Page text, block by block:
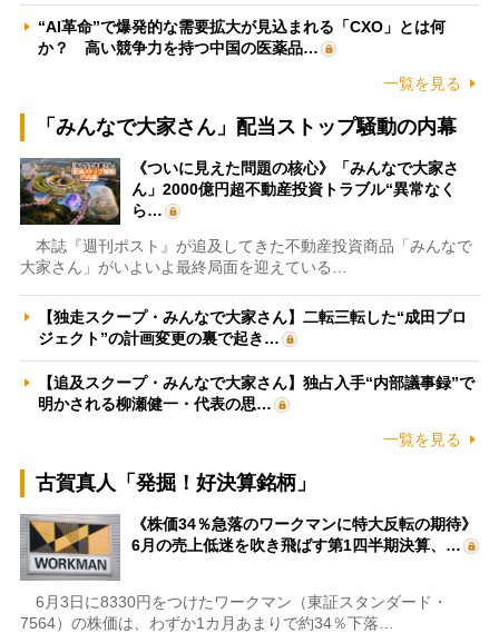
“AI革命”で爆発的な需要拡大が見込まれる「CXO」とは何
か？ 高い競争力を持つ中国の医薬品…
一覧を見る
「みんなで大家さん」配当ストップ騒動の内幕
《ついに見えた問題の核心》「みんなで大家さ
ん」2000億円超不動産投資トラブル“異常なく
ら…
本誌『週刊ポスト』が追及してきた不動産投資商品「みんなで
大家さん」がいよいよ最終局面を迎えている…
【独走スクープ・みんなで大家さん】二転三転した“成田プロ
ジェクト”の計画変更の裏で起き…
【追及スクープ・みんなで大家さん】独占入手“内部議事録”で
明かされる柳瀬健一・代表の思…
一覧を見る
古賀真人「発掘！好決算銘柄」
《株価34％急落のワークマンに特大反転の期待》
6月の売上低迷を吹き飛ばす第1四半期決算、…
6月3日に8330円をつけたワークマン（東証スタンダード・
7564）の株価は、わずか1カ月あまりで約34％下落…